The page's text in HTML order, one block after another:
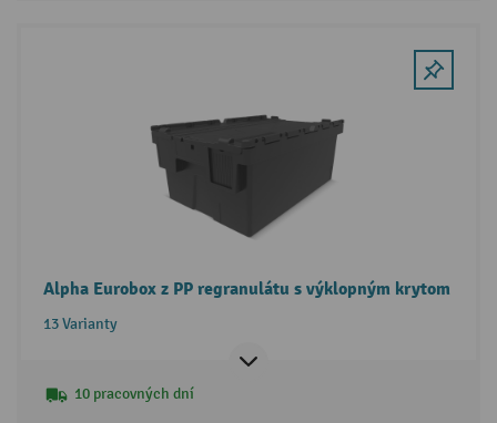
Alpha Eurobox z PP regranulátu s výklopným krytom
13 Varianty
10 pracovných dní